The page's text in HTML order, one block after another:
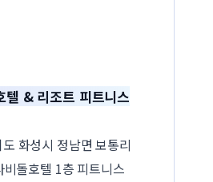
텔 & 리조트 피트니스
화성시 정남면 보통리
돌호텔 1층 피트니스